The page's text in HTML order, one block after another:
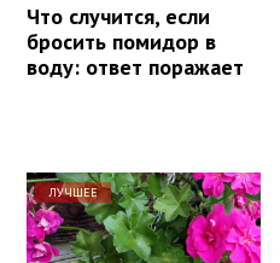
Что случится, если
бросить помидор в
воду: ответ поражает
ЛУЧШЕЕ